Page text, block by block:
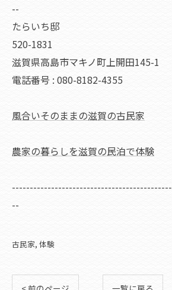
--
たらいち邸
520-1831
滋賀県高島市マキノ町上開田145-1
電話番号 : 080-8182-4355
風合いそのままの滋賀の古民家
農家の暮らしを滋賀の民泊で体験
--
古民家 体験